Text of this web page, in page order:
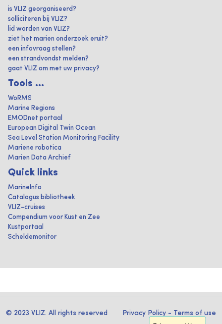
is VLIZ georganiseerd?
solliciteren bij VLIZ?
lid worden van VLIZ?
ziet het marien onderzoek eruit?
een infovraag stellen?
een strandvondst melden?
gaat VLIZ om met uw privacy?
Tools ...
WoRMS
Marine Regions
EMODnet portaal
European Digital Twin Ocean
Sea Level Station Monitoring Facility
Mariene robotica
Marien Data Archief
Quick links
MarineInfo
Catalogus bibliotheek
VLIZ-cruises
Compendium voor Kust en Zee
Kustportaal
Scheldemonitor
© 2023 VLIZ. All rights reserved Privacy Policy - Terms of use